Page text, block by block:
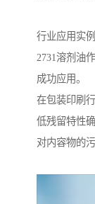
行业应用实例
2731溶剂油
成功应用。
在包装印刷
低残留特性
对内容物的